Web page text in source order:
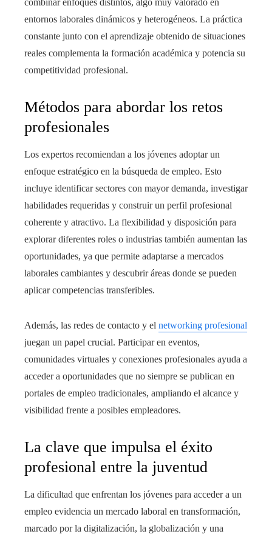
combinar enfoques distintos, algo muy valorado en
entornos laborales dinámicos y heterogéneos. La práctica
constante junto con el aprendizaje obtenido de situaciones
reales complementa la formación académica y potencia su
competitividad profesional.
Métodos para abordar los retos
profesionales
Los expertos recomiendan a los jóvenes adoptar un
enfoque estratégico en la búsqueda de empleo. Esto
incluye identificar sectores con mayor demanda, investigar
habilidades requeridas y construir un perfil profesional
coherente y atractivo. La flexibilidad y disposición para
explorar diferentes roles o industrias también aumentan las
oportunidades, ya que permite adaptarse a mercados
laborales cambiantes y descubrir áreas donde se pueden
aplicar competencias transferibles.
Además, las redes de contacto y el networking profesional
juegan un papel crucial. Participar en eventos,
comunidades virtuales y conexiones profesionales ayuda a
acceder a oportunidades que no siempre se publican en
portales de empleo tradicionales, ampliando el alcance y
visibilidad frente a posibles empleadores.
La clave que impulsa el éxito
profesional entre la juventud
La dificultad que enfrentan los jóvenes para acceder a un
empleo evidencia un mercado laboral en transformación,
marcado por la digitalización, la globalización y una